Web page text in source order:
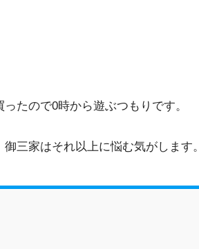
たので0時から遊ぶつもりです。
三家はそれ以上に悩む気がします。